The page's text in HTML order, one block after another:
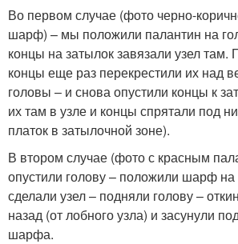
Во первом случае (фото черно-
шарф) – мы положили палантин на
концы на затылок завязали узел там.
концы еще раз перекрестили их над
головы – и снова опустили концы к
их там в узле и концы спрятали под
платок в затылочной зоне).
В втором случае (фото с красным
опустили голову – положили шарф
сделали узел – подняли голову –
назад (от лобного узла) и засунули
шарфа.